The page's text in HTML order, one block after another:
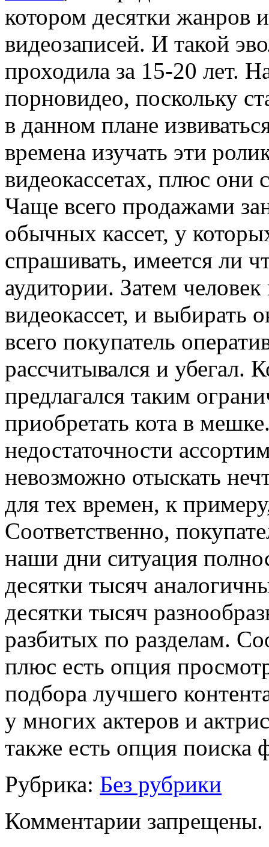
котором десятки жанров
видеозаписей. И такой
проходила за 15-20 лет.
порновидео, поскольку
в данном плане
времена изучать эти
видеокассетах, плюс они
Чаще всего продажами
обычных кассет, у
спрашивать, имеется ли
аудитории. Затем
видеокассет, и выбирать
всего покупатель
рассчитывался и убегал.
предлагался таким
приобретать кота в
недостаточности
невозможно отыскать
для тех времен, к
Соответственно,
наши дни ситуация
десятки тысяч
десятки тысяч
разбитых по разделам.
плюс есть опция
подбора лучшего
у многих актеров и
также есть опция поиска
Рубрика: Без рубрики
Комментарии запрещены.